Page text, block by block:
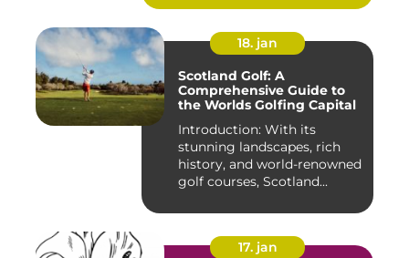
18. jan
Scotland Golf: A
Comprehensive Guide to
the Worlds Golfing Capital
Introduction: With its
stunning landscapes, rich
history, and world-renowned
golf courses, Scotland...
17. jan